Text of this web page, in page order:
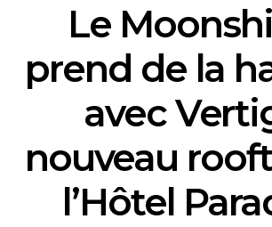
Le
prend de la
avec
nouveau
l’Hôtel